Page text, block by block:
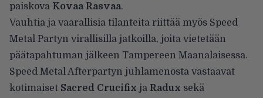
paiskova Kovaa Rasvaa.
Vauhtia ja vaarallisia tilanteita riittää myös Speed
Metal Partyn virallisilla jatkoilla, joita vietetään
päätapahtuman jälkeen Tampereen Maanalaisessa.
Speed Metal Afterpartyn juhlamenosta vastaavat
kotimaiset Sacred Crucifix ja Radux sekä